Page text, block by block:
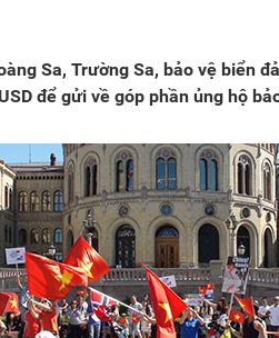
quốc
chân lý không thể đảo ngược
Giải thích thành ngữ -
Việt sử giai thoại
Cổ học tinh hoa
Sa, Trường Sa, bảo vệ biển
để gửi về góp phần ủng hộ